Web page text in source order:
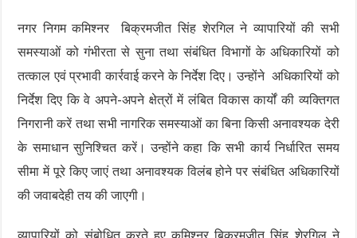
नगर निगम कमिश्नर बिक्रमजीत सिंह शेरगिल ने व्यापारियों की सभी
समस्याओं को गंभीरता से सुना तथा संबंधित विभागों के अधिकारियों को
तत्काल एवं प्रभावी कार्रवाई करने के निर्देश दिए। उन्होंने अधिकारियों को
निर्देश दिए कि वे अपने-अपने क्षेत्रों में लंबित विकास कार्यों की व्यक्तिगत
निगरानी करें तथा सभी नागरिक समस्याओं का बिना किसी अनावश्यक देरी
के समाधान सुनिश्चित करें। उन्होंने कहा कि सभी कार्य निर्धारित समय
सीमा में पूरे किए जाएं तथा अनावश्यक विलंब होने पर संबंधित अधिकारियों
की जवाबदेही तय की जाएगी।